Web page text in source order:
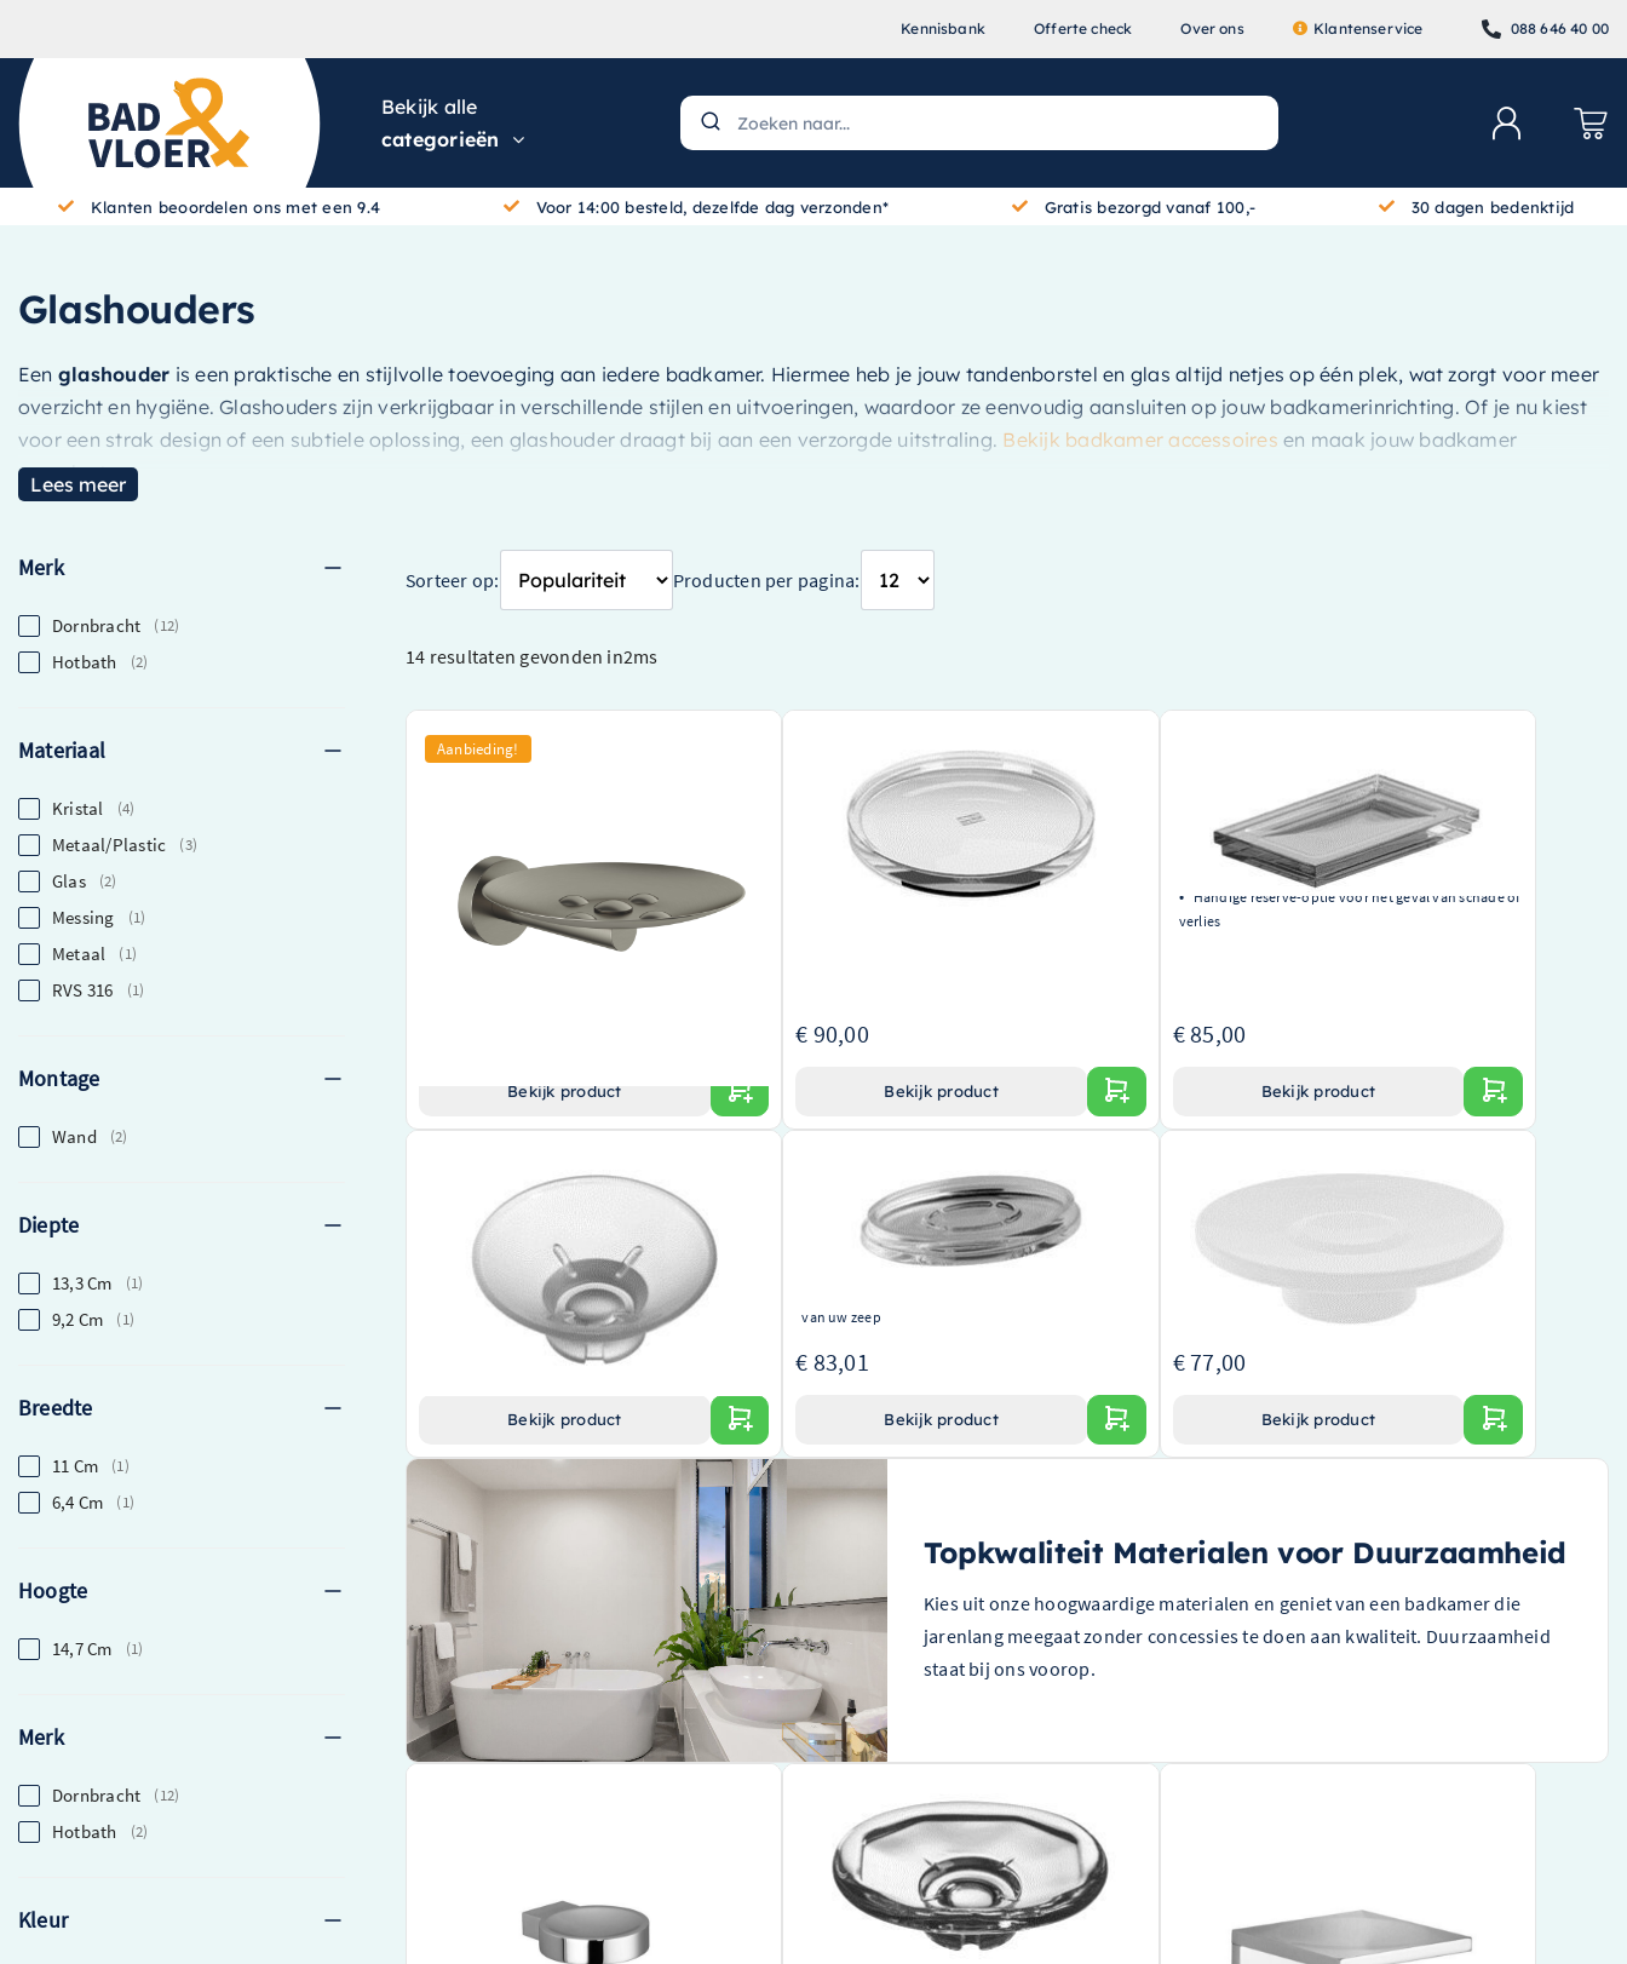
Kennisbank Offerte check Over ons Klantenservice 088 646 40 00
Bekijk alle
categorieën
Klanten beoordelen ons met een 9.4 Voor 14:00 besteld, dezelfde dag verzonden* Gratis bezorgd vanaf 100,- 30 dagen bedenktijd
Glashouders
Een glashouder is een praktische en stijlvolle toevoeging aan iedere badkamer. Hiermee heb je jouw tandenborstel en glas altijd netjes op één plek, wat zorgt voor meer
overzicht en hygiëne. Glashouders zijn verkrijgbaar in verschillende stijlen en uitvoeringen, waardoor ze eenvoudig aansluiten op jouw badkamerinrichting. Of je nu kiest
voor een strak design of een subtiele oplossing, een glashouder draagt bij aan een verzorgde uitstraling. Bekijk badkamer accessoires en maak jouw badkamer
compleet.
Lees meer
Merk
Dornbracht 12
Hotbath 2
Materiaal
Kristal 4
Metaal/Plastic 3
Glas 2
Messing 1
Metaal 1
RVS 316 1
Montage
Wand 2
Diepte
13,3 Cm 1
9,2 Cm 1
Breedte
11 Cm 1
6,4 Cm 1
Hoogte
14,7 Cm 1
Merk
Dornbracht 12
Hotbath 2
Kleur
Sorteer op: Producten per pagina:
14 resultaten gevonden in2ms
Aanbieding!
Hotbath &More BAA02 zeephouder –
Geborsteld nikkel – BAA02GN
verfijnde uitstraling
Eenvoudig te monteren voor extra gemak
O.a. Verkrijgbaar in:
Bekijk product
Reserveglas voor 83410970-00 8900101184
Elegant en universeel design
Gemaakt door vertrouwde merk
Eenvoudige installatie
€ 90,00
Bekijk product
Hoogwaardige kwaliteit van een gerenommeerd
Universeel ontwerp geschikt voor diverse
inrichtingen
Handige reserve-optie voor het geval van schade of
verlies
€ 85,00
Bekijk product
Hoogwaardig universeel zeepbakje van topmerk
Matte afwerking voor een stijlvolle uitstraling
Eenvoudige montage voor een naadloze integratie
in iedere badkamer
Bekijk product
8900101084
Hoogwaardige kwaliteit van een toonaangevend
Universeel ontwerp, past in elke badkamer
van uw zeep
€ 83,01
Bekijk product
Elegant design van topklasse merk
Vervaardigd in mat afwerking voor een subtiele,
Eenvoudige installatie en gebruik, ideaal voor elk
type badkamer
€ 77,00
Bekijk product
Topkwaliteit Materialen voor Duurzaamheid
Kies uit onze hoogwaardige materialen en geniet van een badkamer die
jarenlang meegaat zonder concessies te doen aan kwaliteit. Duurzaamheid
staat bij ons voorop.
Gemaakt van duurzaam, verchroomd materiaal
Gemakkelijk te monteren op de wand voor handig
Dornbracht Zeepbakje Madison Doorzichtig
8900100484
Doorkijkontwerp voor gemakkelijke identificatie
van de inhoud
Verfijnd ontworpen door het gerenommeerde merk
In de serie Madison voor een uniforme look in uw
Gemakkelijk aan de muur te monteren